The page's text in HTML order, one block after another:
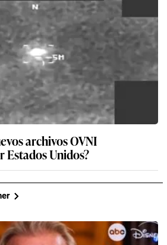
archivos OVNI
Estados Unidos?